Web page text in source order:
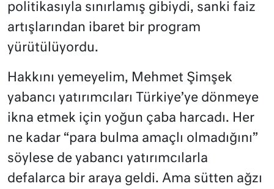
politikasıyla sınırlamış gibiydi, sanki faiz
artışlarından ibaret bir program
yürütülüyordu.
Hakkını yemeyelim, Mehmet Şimşek
yabancı yatırımcıları Türkiye’ye dönmeye
ikna etmek için yoğun çaba harcadı. Her
ne kadar “para bulma amaçlı olmadığını”
söylese de yabancı yatırımcılarla
defalarca bir araya geldi. Ama sütten ağzı